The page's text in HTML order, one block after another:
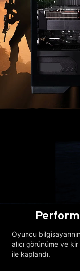
Oyuncu
alıcı görünüme ve kir
ile kaplandı.